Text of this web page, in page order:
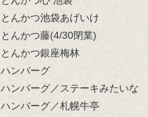
とんかつ池袋あげいけ
とんかつ藤(4/30閉業)
とんかつ銀座梅林
ハンバーグ
ハンバーグ／ステーキみたいな
ハンバーグ／札幌牛亭